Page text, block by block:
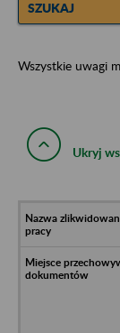
SZUKAJ
Wszystkie uwagi
Ukryj